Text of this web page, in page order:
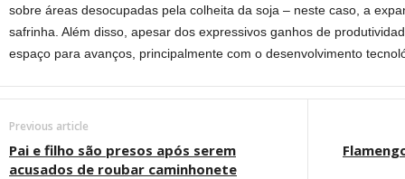
sobre áreas desocupadas pela colheita da soja – neste caso, a
safrinha. Além disso, apesar dos expressivos ganhos de
espaço para avanços, principalmente com o desenvolvimento
Previous article
Pai e filho são presos após serem
acusados de roubar caminhonete